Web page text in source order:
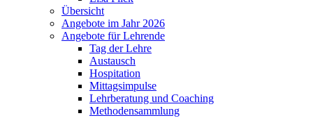
Übersicht
Angebote im Jahr 2026
Angebote für Lehrende
Tag der Lehre
Austausch
Hospitation
Mittagsimpulse
Lehrberatung und Coaching
Methodensammlung